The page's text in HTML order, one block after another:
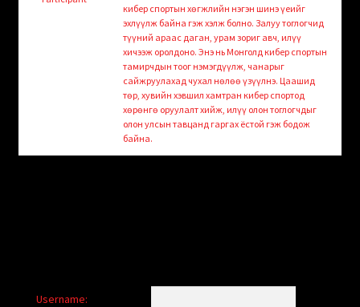
menu
Login/Create Account
кибер спортын хөгжлийн нэгэн шинэ үеийг
эхлүүлж байна гэж хэлж болно. Залуу тоглогчид
түүний араас даган, урам зориг авч, илүү
хичээж оролдоно. Энэ нь Монголд кибер спортын
тамирчдын тоог нэмэгдүүлж, чанарыг
сайжруулахад чухал нөлөө үзүүлнэ. Цаашид
төр, хувийн хэвшил хамтран кибер спортод
хөрөнгө оруулалт хийж, илүү олон тоглогчдыг
олон улсын тавцанд гаргах ёстой гэж бодож
байна.
Username: